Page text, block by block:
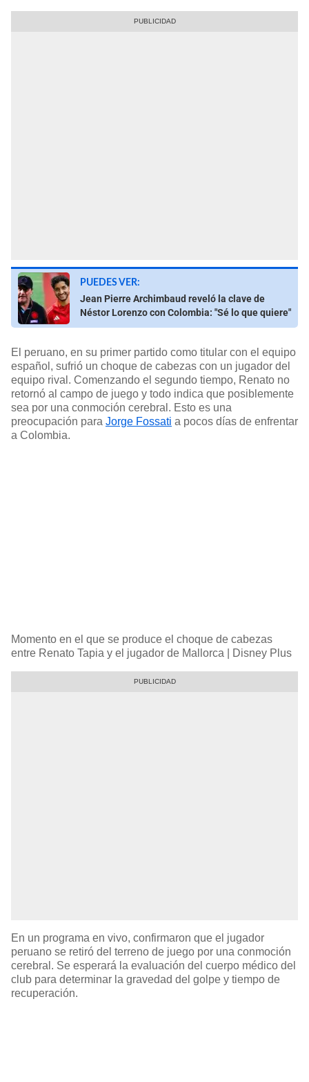
PUEDES VER:
Jean Pierre Archimbaud reveló la clave de
Néstor Lorenzo con Colombia: "Sé lo que quiere"
El peruano, en su primer partido como titular con el equipo
español, sufrió un choque de cabezas con un jugador del
equipo rival. Comenzando el segundo tiempo, Renato no
retornó al campo de juego y todo indica que posiblemente
sea por una conmoción cerebral. Esto es una
preocupación para Jorge Fossati a pocos días de enfrentar
a Colombia.
Momento en el que se produce el choque de cabezas
entre Renato Tapia y el jugador de Mallorca | Disney Plus
En un programa en vivo, confirmaron que el jugador
peruano se retiró del terreno de juego por una conmoción
cerebral. Se esperará la evaluación del cuerpo médico del
club para determinar la gravedad del golpe y tiempo de
recuperación.